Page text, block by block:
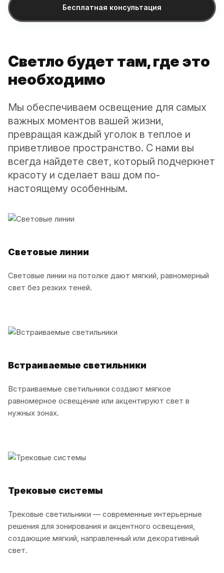
Бесплатная консультация
Светло будет там, где это
необходимо
Мы обеспечиваем освещение для самых
важных моментов вашей жизни,
превращая каждый уголок в теплое и
приветливое пространство. С нами вы
всегда найдете свет, который подчеркнет
красоту и сделает ваш дом по-
настоящему особенным.
Световые линии
Световые линии на потолке дают мягкий, равномерный
свет без резких теней.
Встраиваемые светильники
Встраиваемые светильники создают мягкое
равномерное освещение или акцентируют свет в
нужных зонах.
Трековые системы
Трековые светильники — современные интерьерные
решения для зонирования и акцентного освещения,
создающие мягкий, направленный или декоративный
свет.